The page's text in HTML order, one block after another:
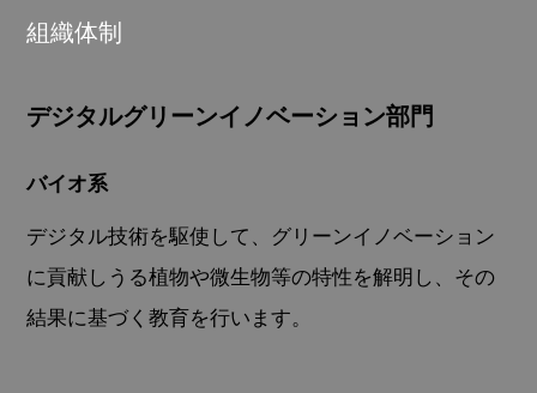
組織体制
デジタルグリーンイノベーション部門
バイオ系
デジタル技術を駆使して、グリーンイノベーション
に貢献しうる植物や微生物等の特性を解明し、その
結果に基づく教育を行います。